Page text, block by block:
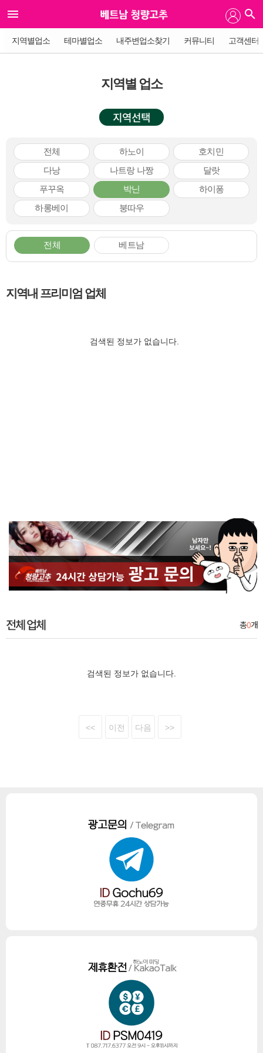
지역별업소 테마별업소 내주변업소찾기 커뮤니티 고객센터
지역별 업소
지역선택
전체 하노이
호치민
다낭
나트랑 나짱
달랏
푸꾸옥
박닌
하이퐁
하롱베이
붕따우
전체 베트남
지역내 프리미엄 업체
검색된 정보가 없습니다.
전체 업체 총0개
검색된 정보가 없습니다.
<< 이전 다음 >>